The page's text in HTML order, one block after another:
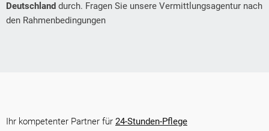
Deutschland durch. Fragen Sie unsere Vermittlungsagentur nach
den Rahmenbedingungen
Ihr kompetenter Partner für 24-Stunden-Pflege